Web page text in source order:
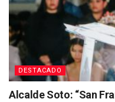
DESTACADO
Alcalde Soto: “San